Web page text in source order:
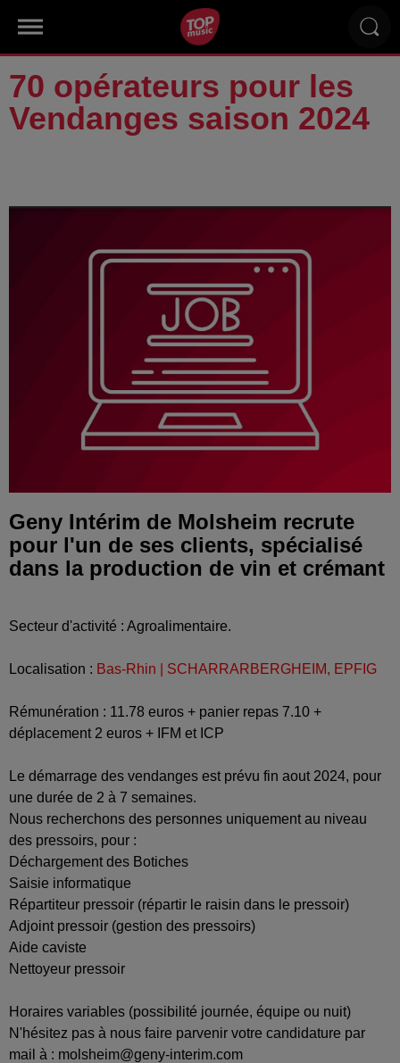
70 opérateurs pour les
Vendanges saison 2024
Geny Intérim de Molsheim recrute
pour l'un de ses clients, spécialisé
dans la production de vin et crémant
Secteur d'activité : Agroalimentaire.
Localisation : Bas-Rhin | SCHARRARBERGHEIM, EPFIG
Rémunération : 11.78 euros + panier repas 7.10 +
déplacement 2 euros + IFM et ICP
Le démarrage des vendanges est prévu fin aout 2024, pour
une durée de 2 à 7 semaines.
Nous recherchons des personnes uniquement au niveau
des pressoirs, pour :
Déchargement des Botiches
Saisie informatique
Répartiteur pressoir (répartir le raisin dans le pressoir)
Adjoint pressoir (gestion des pressoirs)
Aide caviste
Nettoyeur pressoir
Horaires variables (possibilité journée, équipe ou nuit)
N'hésitez pas à nous faire parvenir votre candidature par
mail à : molsheim@geny-interim.com